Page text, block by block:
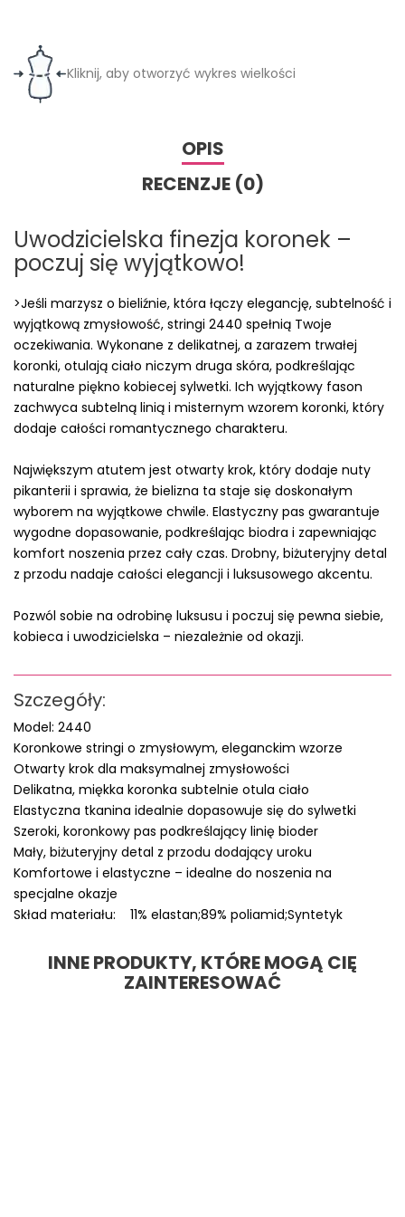
Kliknij, aby otworzyć wykres wielkości
OPIS
RECENZJE (0)
Uwodzicielska finezja koronek –
poczuj się wyjątkowo!
>Jeśli marzysz o bieliźnie, która łączy elegancję, subtelność i
wyjątkową zmysłowość, stringi 2440 spełnią Twoje
oczekiwania. Wykonane z delikatnej, a zarazem trwałej
koronki, otulają ciało niczym druga skóra, podkreślając
naturalne piękno kobiecej sylwetki. Ich wyjątkowy fason
zachwyca subtelną linią i misternym wzorem koronki, który
dodaje całości romantycznego charakteru.
Największym atutem jest otwarty krok, który dodaje nuty
pikanterii i sprawia, że bielizna ta staje się doskonałym
wyborem na wyjątkowe chwile. Elastyczny pas gwarantuje
wygodne dopasowanie, podkreślając biodra i zapewniając
komfort noszenia przez cały czas. Drobny, biżuteryjny detal
z przodu nadaje całości elegancji i luksusowego akcentu.
Pozwól sobie na odrobinę luksusu i poczuj się pewna siebie,
kobieca i uwodzicielska – niezależnie od okazji.
Szczegóły:
Model: 2440
Koronkowe stringi o zmysłowym, eleganckim wzorze
Otwarty krok dla maksymalnej zmysłowości
Delikatna, miękka koronka subtelnie otula ciało
Elastyczna tkanina idealnie dopasowuje się do sylwetki
Szeroki, koronkowy pas podkreślający linię bioder
Mały, biżuteryjny detal z przodu dodający uroku
Komfortowe i elastyczne – idealne do noszenia na
specjalne okazje
Skład materiału: 11% elastan;89% poliamid;Syntetyk
INNE PRODUKTY, KTÓRE MOGĄ CIĘ
ZAINTERESOWAĆ